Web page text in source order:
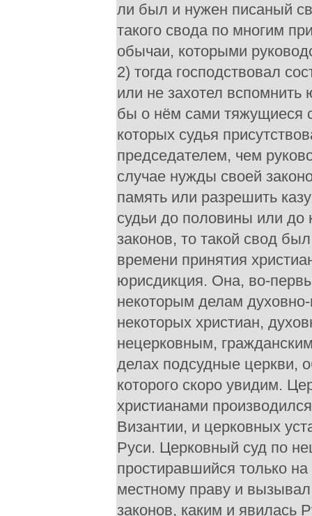
ли был и нужен писаный
такого свода по многим
обычаи, которыми
2) тогда господствовал
или не захотел
бы о нём сами тяжущиеся
которых судья
председателем, чем
случае нужды своей
память или разрешить
судьи до половины или до
законов, то такой свод
времени принятия
юрисдикция. Она, во-
некоторым делам
некоторых христиан,
нецерковным,
делах подсудные церкви,
которого скоро увидим.
христианами
Византии, и церковных
Руси. Церковный суд по
простиравшийся только
местному праву и
законов, каким и явилась